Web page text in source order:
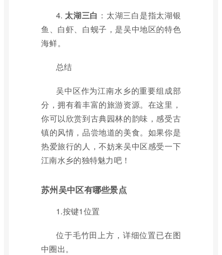
4. 太湖三白 ：太湖三白是指太湖银
鱼、白虾、白蚬子，是吴中地区的特色
海鲜。
总结
吴中区作为江南水乡的重要组成部
分，拥有着丰富的旅游资源。在这里，
你可以欣赏到古典园林的韵味，感受古
镇的风情，品尝地道的美食。如果你是
热爱旅行的人，不妨来吴中区感受一下
江南水乡的独特魅力吧！
苏州吴中区有哪些景点
1.按键1位置
位于毛竹田上方，详细位置已在图
中圈出。